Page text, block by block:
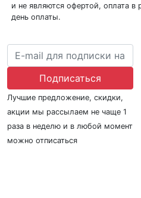
и не являются офертой, оплата
день оплаты.
Подписаться
Лучшие предложение, скидки,
акции мы рассылаем не чаще 1
раза в неделю и в любой момент
можно отписаться